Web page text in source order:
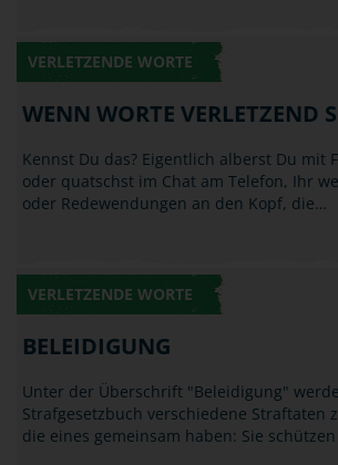
VERLETZENDE WORTE
WENN WORTE VERLETZEND
Kennst Du das? Eigentlich alberst Du mit
oder quatschst im Chat am Telefon, Ihr
oder Redewendungen an den Kopf, die…
VERLETZENDE WORTE
BELEIDIGUNG
Unter der Überschrift "Beleidigung"
Strafgesetzbuch verschiedene Straftaten
die eines gemeinsam haben: Sie